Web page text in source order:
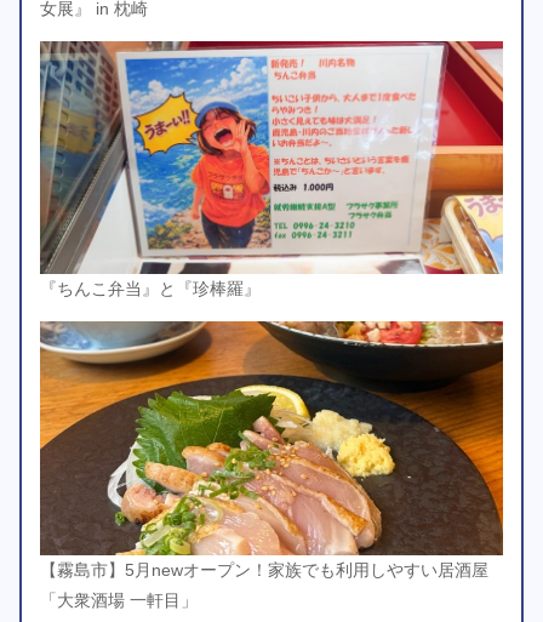
女展』 in 枕崎
『ちんこ弁当』と『珍棒羅』
【霧島市】5月newオープン！家族でも利用しやすい居酒屋
「大衆酒場 一軒目」